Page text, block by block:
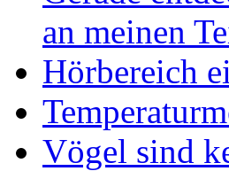
an meinen
Hörbereich
Vögel sind